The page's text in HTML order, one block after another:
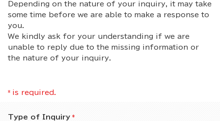
Depending on the nature of your inquiry, it may take
some time before we are able to make a response to
you.
We kindly ask for your understanding if we are
unable to reply due to the missing information or
the nature of your inquiry.
* is required.
Type of Inquiry